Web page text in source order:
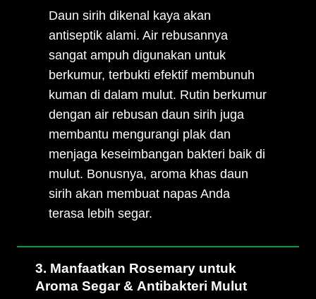
Daun sirih dikenal kaya akan
antiseptik alami. Air rebusannya
sangat ampuh digunakan untuk
berkumur, terbukti efektif membunuh
kuman di dalam mulut. Rutin berkumur
dengan air rebusan daun sirih juga
membantu mengurangi plak dan
menjaga keseimbangan bakteri baik di
mulut. Bonusnya, aroma khas daun
sirih akan membuat napas Anda
terasa lebih segar.
3. Manfaatkan Rosemary untuk
Aroma Segar & Antibakteri Mulut